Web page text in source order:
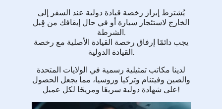
يُشترط إبراز رخصة قيادة دولية عند السفر إلى
الخارج لاستئجار سيارة أو في حال إيقافك من قِبل
الشرطة.
يجب دائمًا إرفاق رخصة القيادة الأصلية مع رخصة
القيادة الدولية.
لدينا مكاتب تمثيلية رسمية في الولايات المتحدة
والصين وفيتنام وتركيا وروسيا، مما يجعل الحصول
على شهادة دولية سريعًا ومريحًا لكل عميل!